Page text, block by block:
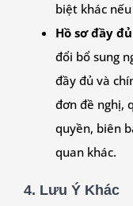
biệt khác nếu
Hồ sơ đầy đủ
đổi bổ sung
đầy đủ và
đơn đề nghị,
quyền, biên
quan khác.
4. Lưu Ý Khác